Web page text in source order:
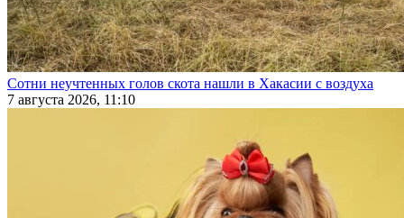
Сотни неучтенных голов скота нашли в Хакасии с воздуха
7 августа 2026, 11:10